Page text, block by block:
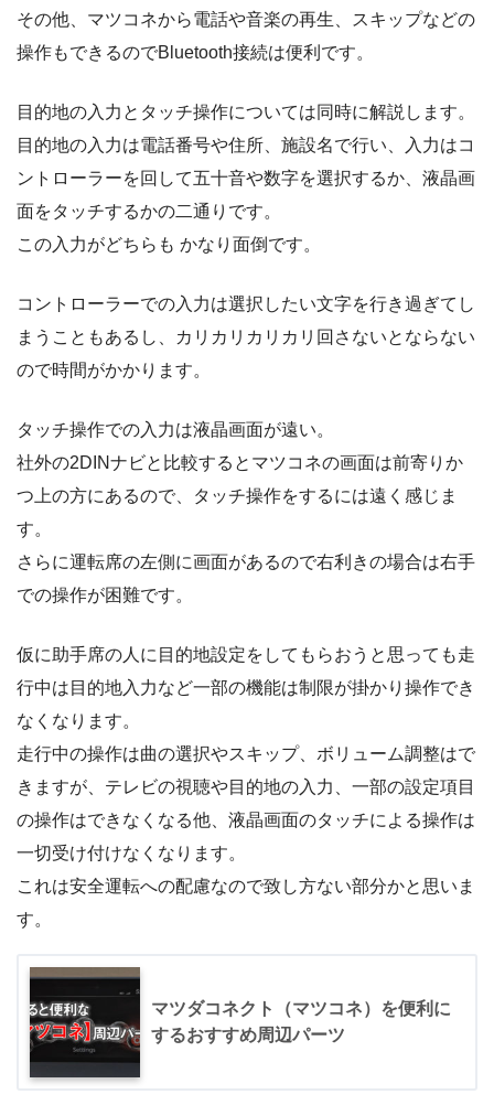
その他、マツコネから電話や音楽の再生、スキップなどの
操作もできるのでBluetooth接続は便利です。
目的地の入力とタッチ操作については同時に解説します。
目的地の入力は電話番号や住所、施設名で行い、入力はコ
ントローラーを回して五十音や数字を選択するか、液晶画
面をタッチするかの二通りです。
この入力がどちらも かなり面倒です。
コントローラーでの入力は選択したい文字を行き過ぎてし
まうこともあるし、カリカリカリカリ回さないとならない
ので時間がかかります。
タッチ操作での入力は液晶画面が遠い。
社外の2DINナビと比較するとマツコネの画面は前寄りか
つ上の方にあるので、タッチ操作をするには遠く感じま
す。
さらに運転席の左側に画面があるので右利きの場合は右手
での操作が困難です。
仮に助手席の人に目的地設定をしてもらおうと思っても走
行中は目的地入力など一部の機能は制限が掛かり操作でき
なくなります。
走行中の操作は曲の選択やスキップ、ボリューム調整はで
きますが、テレビの視聴や目的地の入力、一部の設定項目
の操作はできなくなる他、液晶画面のタッチによる操作は
一切受け付けなくなります。
これは安全運転への配慮なので致し方ない部分かと思いま
す。
マツダコネクト（マツコネ）を便利に
するおすすめ周辺パーツ